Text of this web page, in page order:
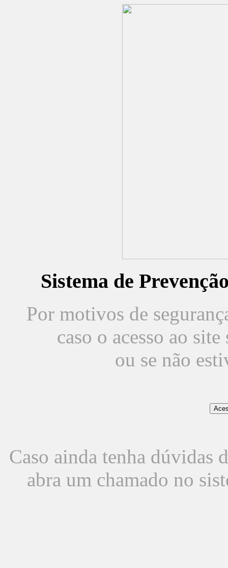
Sistema de
Por motivos de
caso o acesso ao
ou se não
Caso ainda tenha dúvidas
abra um chamado no